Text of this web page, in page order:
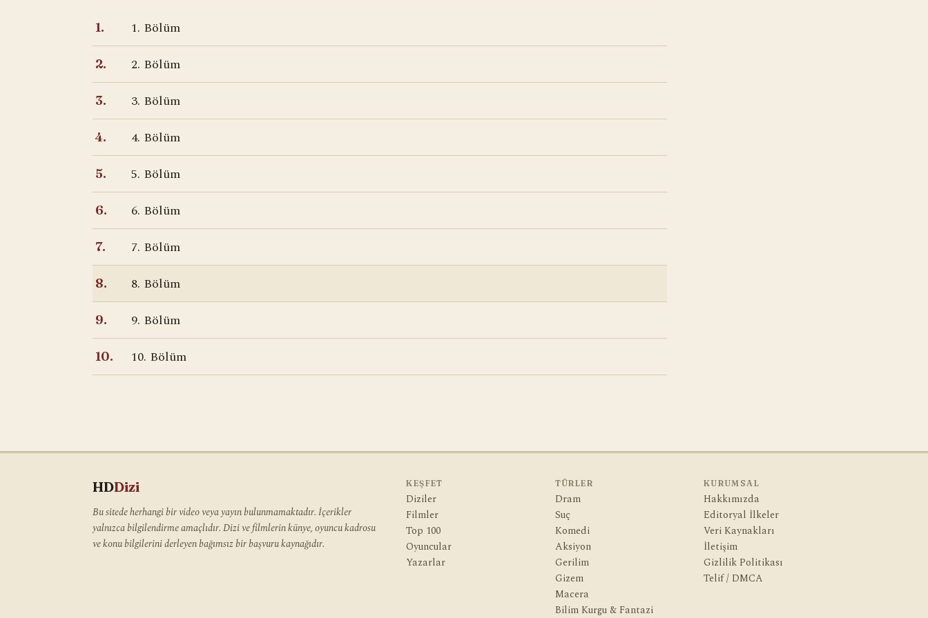
1. 1. Bölüm
2. 2. Bölüm
3. 3. Bölüm
4. 4. Bölüm
5. 5. Bölüm
6. 6. Bölüm
7. 7. Bölüm
8. 8. Bölüm
9. 9. Bölüm
10. 10. Bölüm
HDDizi
Bu sitede herhangi bir video veya yayın bulunmamaktadır. İçerikler
yalnızca bilgilendirme amaçlıdır. Dizi ve filmlerin künye, oyuncu kadrosu
ve konu bilgilerini derleyen bağımsız bir başvuru kaynağıdır.
KEŞFET
Diziler
Filmler
Top 100
Oyuncular
Yazarlar
TÜRLER
Dram
Suç
Komedi
Aksiyon
Gerilim
Gizem
Macera
Bilim Kurgu & Fantazi
KURUMSAL
Hakkımızda
Editoryal İlkeler
Veri Kaynakları
İletişim
Gizlilik Politikası
Telif / DMCA